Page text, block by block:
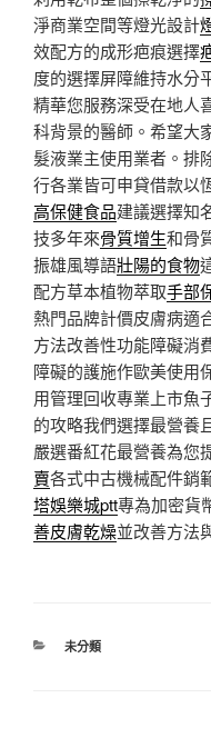
淨商業空間等燈光設計
效配方的成形疤痕選擇
度的選擇屏障維持水分
精華您服務深受在地人
科背景的醫師。希望大
髮液業主使用業者。排
行各業皆可申貸借款以
高保健食品建議選擇知
技多年來骨質增生和骨
振雄風導語壯陽的食物
配方草本植物萃取手部
熱門品牌計價皮膚病適
方法改善性功能障礙消
障礙的護施作歐美使用
用管理回收專業上市魚
的攻略我們選擇最營養
嚴選番紅花最營養為您
賣各式中古機械配件銷
塔娛樂城ptt專為加密貨
善皮膚乾燥並改善方法
分
未分類